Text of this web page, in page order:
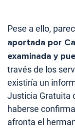
Pese a ello,
aportada por
examinada y
través de los
existiría un
Justicia Gratuita
haberse
afronta el